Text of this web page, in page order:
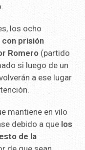
los ocho
con prisión
Romero (partido
si luego de un
a ese lugar
mantiene en vilo
debido a quelos
de la